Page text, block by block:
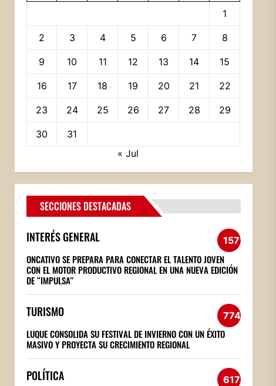
1
2 3 4 5 6 7 8
9 10 11 12 13 14 15
16 17 18 19 20 21 22
23 24 25 26 27 28 29
30
31
« Jul
SECCIONES DESTACADAS
INTERÉS GENERAL 1571
ONCATIVO SE PREPARA PARA CONECTAR EL TALENTO JOVEN
CON EL MOTOR PRODUCTIVO REGIONAL EN UNA NUEVA EDICIÓN
DE “IMPULSA”
TURISMO 774
LUQUE CONSOLIDA SU FESTIVAL DE INVIERNO CON UN ÉXITO
MASIVO Y PROYECTA SU CRECIMIENTO REGIONAL
POLÍTICA 617